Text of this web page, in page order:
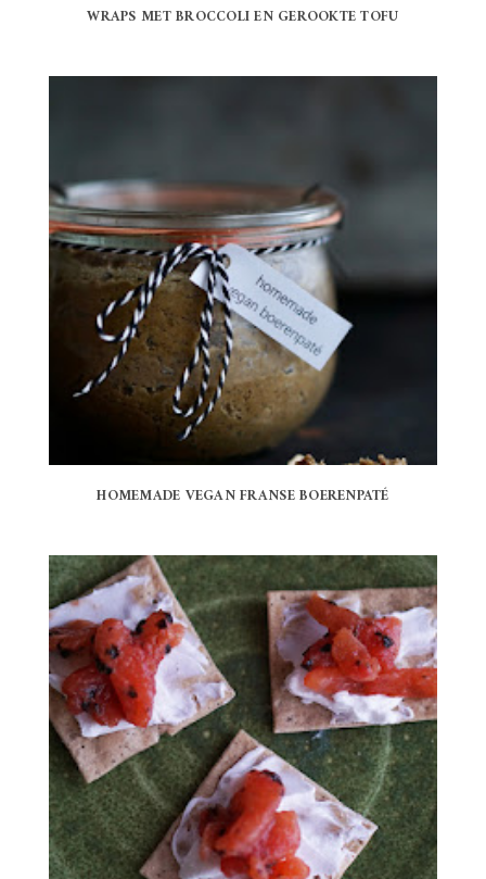
WRAPS MET BROCCOLI EN GEROOKTE TOFU
HOMEMADE VEGAN FRANSE BOERENPATÉ